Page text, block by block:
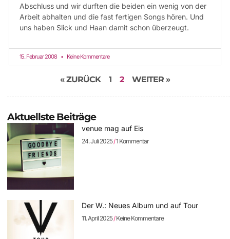
Abschluss und wir durften die beiden ein wenig von der
Arbeit abhalten und die fast fertigen Songs hören. Und
uns haben Slick und Haan damit schon überzeugt.
15. Februar 2008 Keine Kommentare
« ZURÜCK 1 2 WEITER »
Aktuellste Beiträge
venue mag auf Eis
24. Juli 2025 1 Kommentar
Der W.: Neues Album und auf Tour
11. April 2025 Keine Kommentare